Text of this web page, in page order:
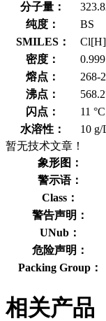
分子量：
纯度：
BS
SMILES：
密度：
熔点：
268-
沸点：
闪点：
11 °C
水溶性：
10 g/
暂无技术文章！
象形图：
警示语：
Class：
警告声明：
UNub：
危险声明：
Packing Group：
相关产品